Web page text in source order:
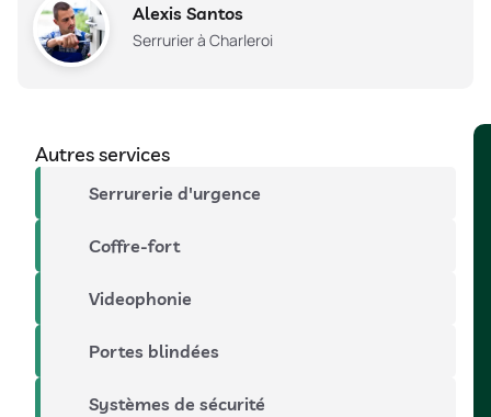
Alexis Santos
Serrurier à Charleroi
Autres services
Serrurerie d'urgence
Coffre-fort
Videophonie
Portes blindées
Systèmes de sécurité